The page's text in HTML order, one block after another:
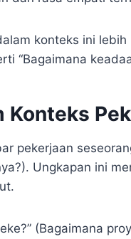
konteks ini
“Bagaimana
Konteks
pekerjaan
Ungkapan ini
(Bagaimana